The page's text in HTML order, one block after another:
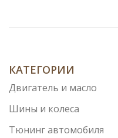
КАТЕГОРИИ
Двигатель и масло
Шины и колеса
Тюнинг автомобиля